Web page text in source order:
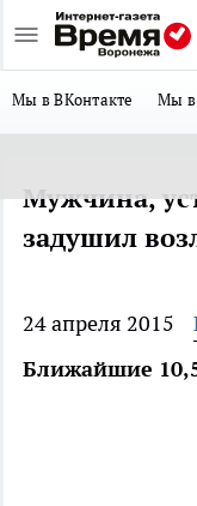
Мы в ВКонтакте Мы в
Мужчина,
задушил
24 апреля 2015
Ближайшие